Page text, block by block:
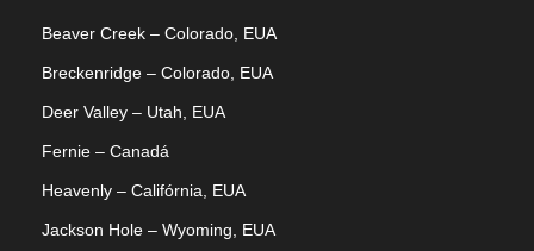
Beaver Creek – Colorado, EUA
Breckenridge – Colorado, EUA
Deer Valley – Utah, EUA
Fernie – Canadá
Heavenly – Califórnia, EUA
Jackson Hole – Wyoming, EUA